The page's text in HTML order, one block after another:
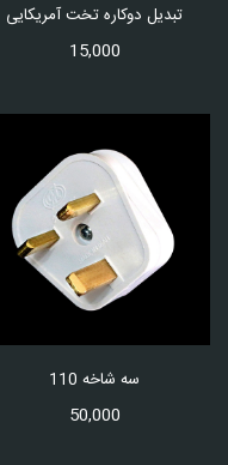
تبدیل دوکاره تخت آمریکایی
15,000
سه شاخه 110
50,000